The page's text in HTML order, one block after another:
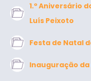
1.º Aniversário
Luís Peixoto
Festa de Natal
Inauguração